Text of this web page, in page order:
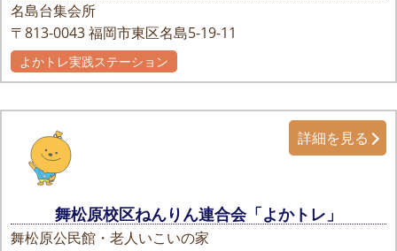
名島台集会所
〒813-0043福岡市東区名島5-19-11
よかトレ実践ステーション
舞松原校区ねんりん連合会「よかトレ」
舞松原公民館・老人いこいの家
詳細を見る